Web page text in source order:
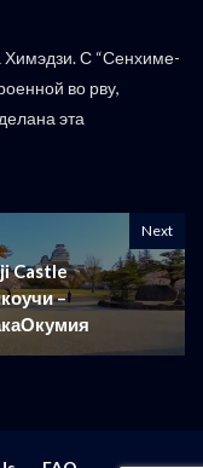
Химэдзи. С “Сенхиме-
во рву,
эта
Next
Castle
–